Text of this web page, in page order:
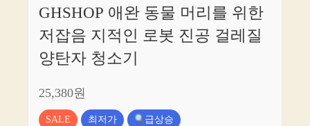
GHSHOP 애완 동물 머리를 위한
저잡음 지적인 로봇 진공 걸레질
양탄자 청소기
25,380원
SALE 최저가 급상승